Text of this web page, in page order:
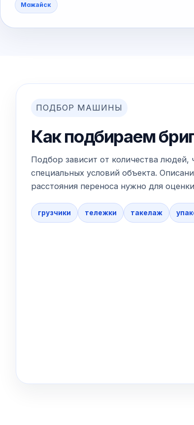
Можайск
ПОДБОР МАШИНЫ
Как подбираем
Подбор зависит от количества людей,
специальных условий объекта.
расстояния переноса нужно для
грузчики тележки такелаж